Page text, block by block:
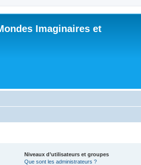
Imaginaires et
Niveaux d’utilisateurs et groupes
Que sont les administrateurs ?